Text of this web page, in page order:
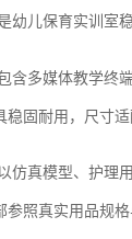
幼儿保育实训室
含多媒体教学终
稳固耐用，尺寸
仿真模型、护理
参照真实用品规